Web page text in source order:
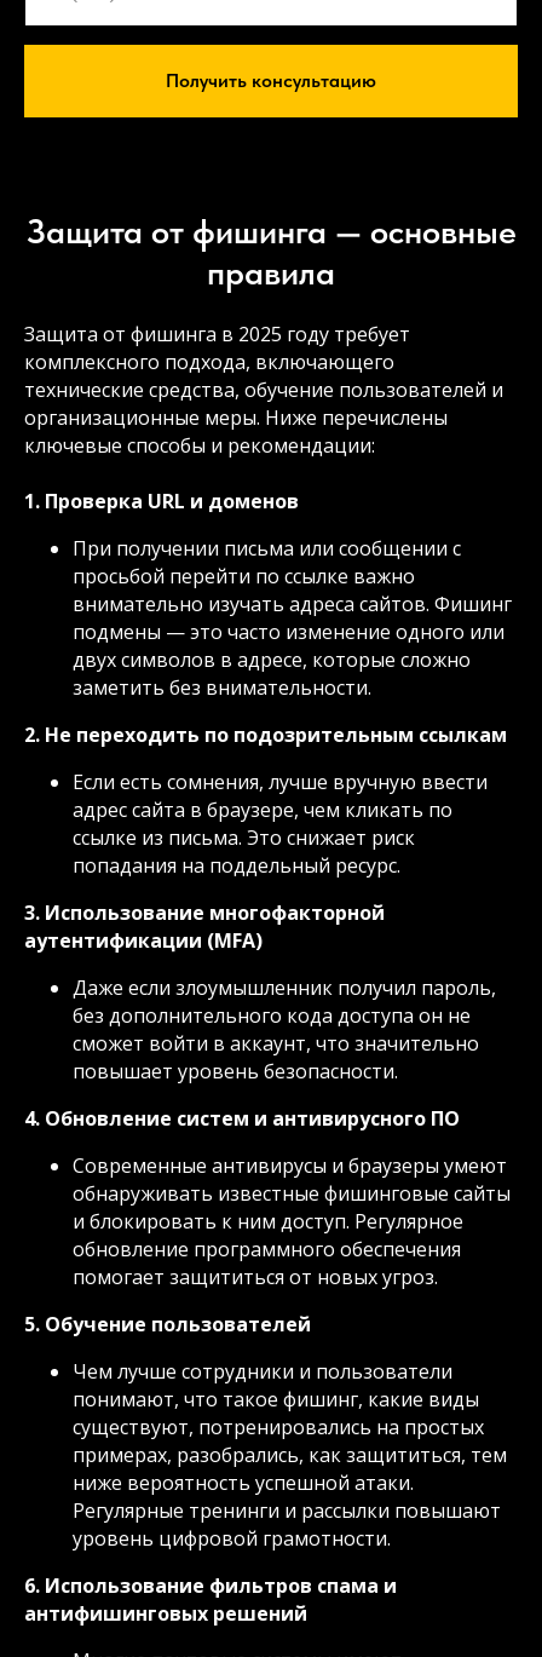
Получить консультацию
Защита от фишинга — основные
правила
Защита от фишинга в 2025 году требует
комплексного подхода, включающего
технические средства, обучение пользователей и
организационные меры. Ниже перечислены
ключевые способы и рекомендации:
1. Проверка URL и доменов
При получении письма или сообщении с
просьбой перейти по ссылке важно
внимательно изучать адреса сайтов. Фишинг
подмены — это часто изменение одного или
двух символов в адресе, которые сложно
заметить без внимательности.
2. Не переходить по подозрительным ссылкам
Если есть сомнения, лучше вручную ввести
адрес сайта в браузере, чем кликать по
ссылке из письма. Это снижает риск
попадания на поддельный ресурс.
3. Использование многофакторной
аутентификации (MFA)
Даже если злоумышленник получил пароль,
без дополнительного кода доступа он не
сможет войти в аккаунт, что значительно
повышает уровень безопасности.
4. Обновление систем и антивирусного ПО
Современные антивирусы и браузеры умеют
обнаруживать известные фишинговые сайты
и блокировать к ним доступ. Регулярное
обновление программного обеспечения
помогает защититься от новых угроз.
5. Обучение пользователей
Чем лучше сотрудники и пользователи
понимают, что такое фишинг, какие виды
существуют, потренировались на простых
примерах, разобрались, как защититься, тем
ниже вероятность успешной атаки.
Регулярные тренинги и рассылки повышают
уровень цифровой грамотности.
6. Использование фильтров спама и
антифишинговых решений